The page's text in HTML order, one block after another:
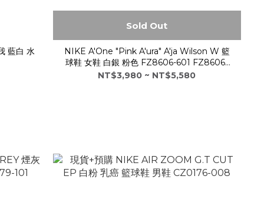
藍白 水
Sold Out
NIKE A'One "Pink A'ura" A'ja Wilson W 籃
球鞋 女鞋 白銀 粉色 FZ8606-601 FZ8606-
100
NT$3,980 ~ NT$5,580